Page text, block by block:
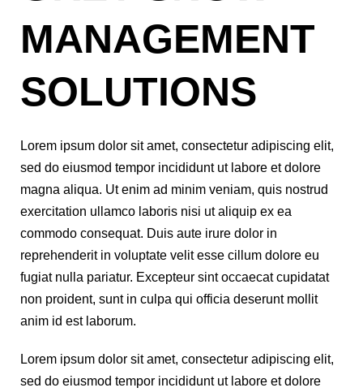
MANAGEMENT
SOLUTIONS
Lorem ipsum dolor sit amet, consectetur adipiscing elit,
sed do eiusmod tempor incididunt ut labore et dolore
magna aliqua. Ut enim ad minim veniam, quis nostrud
exercitation ullamco laboris nisi ut aliquip ex ea
commodo consequat. Duis aute irure dolor in
reprehenderit in voluptate velit esse cillum dolore eu
fugiat nulla pariatur. Excepteur sint occaecat cupidatat
non proident, sunt in culpa qui officia deserunt mollit
anim id est laborum.
Lorem ipsum dolor sit amet, consectetur adipiscing elit,
sed do eiusmod tempor incididunt ut labore et dolore